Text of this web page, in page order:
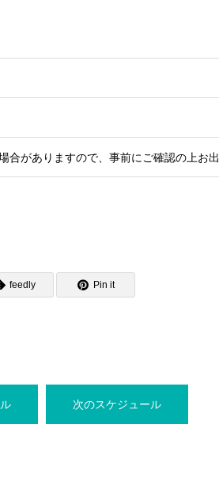
がありますので、事前にご確認の上お出
feedly Pin it
次のスケジュール